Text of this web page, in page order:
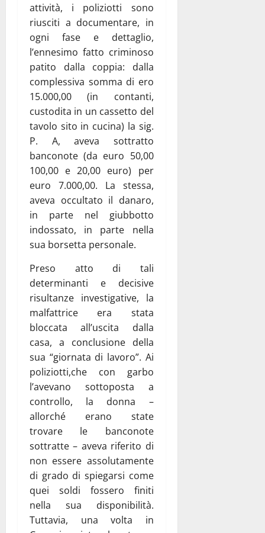
attività, i poliziotti sono
riusciti a documentare, in
ogni fase e dettaglio,
l’ennesimo fatto criminoso
patito dalla coppia: dalla
complessiva somma di ero
15.000,00 (in contanti,
custodita in un cassetto del
tavolo sito in cucina) la sig.
P. A, aveva sottratto
banconote (da euro 50,00
100,00 e 20,00 euro) per
euro 7.000,00. La stessa,
aveva occultato il danaro,
in parte nel giubbotto
indossato, in parte nella
sua borsetta personale.
Preso atto di tali
determinanti e decisive
risultanze investigative, la
malfattrice era stata
bloccata all’uscita dalla
casa, a conclusione della
sua “giornata di lavoro”. Ai
poliziotti,che con garbo
l’avevano sottoposta a
controllo, la donna –
allorché erano state
trovare le banconote
sottratte – aveva riferito di
non essere assolutamente
di grado di spiegarsi come
quei soldi fossero finiti
nella sua disponibilità.
Tuttavia, una volta in